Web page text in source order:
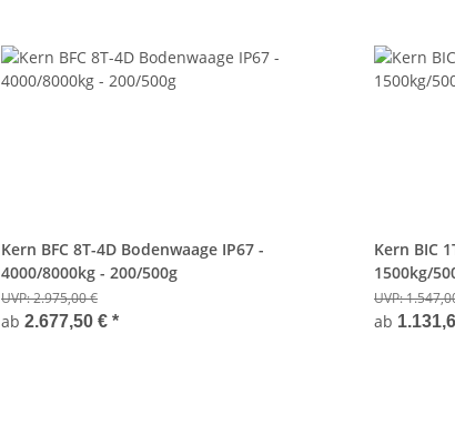
Kern BFC 8T-4D Bodenwaage IP67 -
4000/8000kg - 200/500g
UVP:2.975,00 €
ab 2.677,50 € *
Kern BIC
1500kg/
UVP:
ab